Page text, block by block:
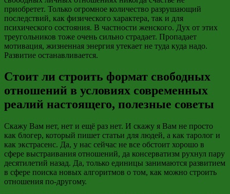
приобретет. Только огромное количество разрушающий
последствий, как физического характера, так и для
психического состояния. В частности женского. Дух от этих
треугольников тоже очень сильно страдает. Пропадает
мотивация, жизненная энергия утекает не туда куда надо.
Развитие останавливается.
Стоит ли строить формат свободных
отношений в условиях современных
реалий настоящего, полезные советы
Скажу Вам нет, нет и ещё раз нет. И скажу я Вам не просто
как блогер, который пишет статьи для людей, а как таролог и
как экстрасенс. Да, у нас сейчас не все обстоит хорошо в
сфере выстраивания отношений, да консерватизм рухнул пару
десятилетий назад. Да, только единицы занимаются развитием
в сфере поиска новых алгоритмов о том, как можно строить
отношения по-другому.